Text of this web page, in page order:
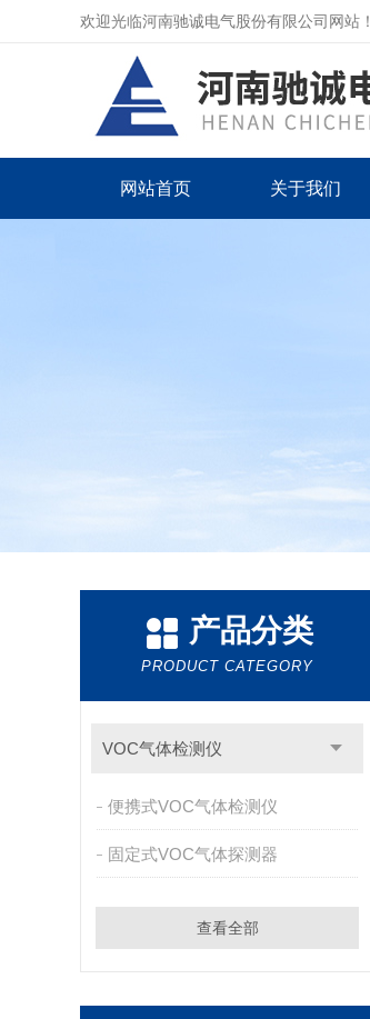
欢迎光临河南驰诚电气股份有限公司网站！
网站首页 关于我们
产品分类
PRODUCT CATEGORY
VOC气体检测仪
便携式VOC气体检测仪
固定式VOC气体探测器
查看全部